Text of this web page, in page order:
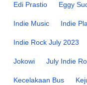
Edi Prastio Eggy
Indie Music Indie
Indie Rock July 2023
Jokowi July Indie
Kecelakaan Bus